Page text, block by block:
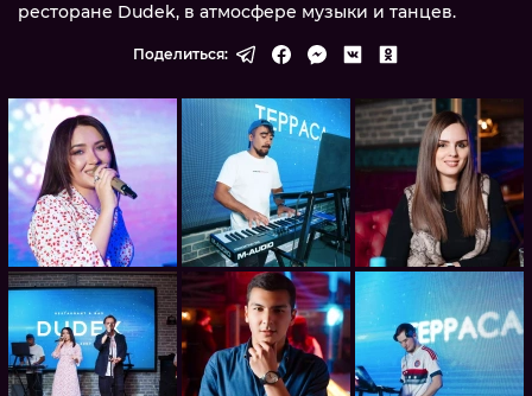
ресторане Dudek, в атмосфере музыки и танцев.
Поделиться: